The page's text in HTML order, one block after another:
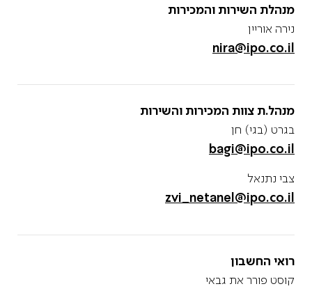
מנהלת השירות והמכירות
נירה אוריין
nira@ipo.co.il
מנהל.ת צוות המכירות והשירות
בגרט (בגי) חן
bagi@ipo.co.il
צבי נתנאל
zvi_netanel@ipo.co.il
רואי החשבון
קוסט פורר את גבאי